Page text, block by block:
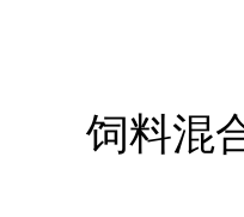
饲料混